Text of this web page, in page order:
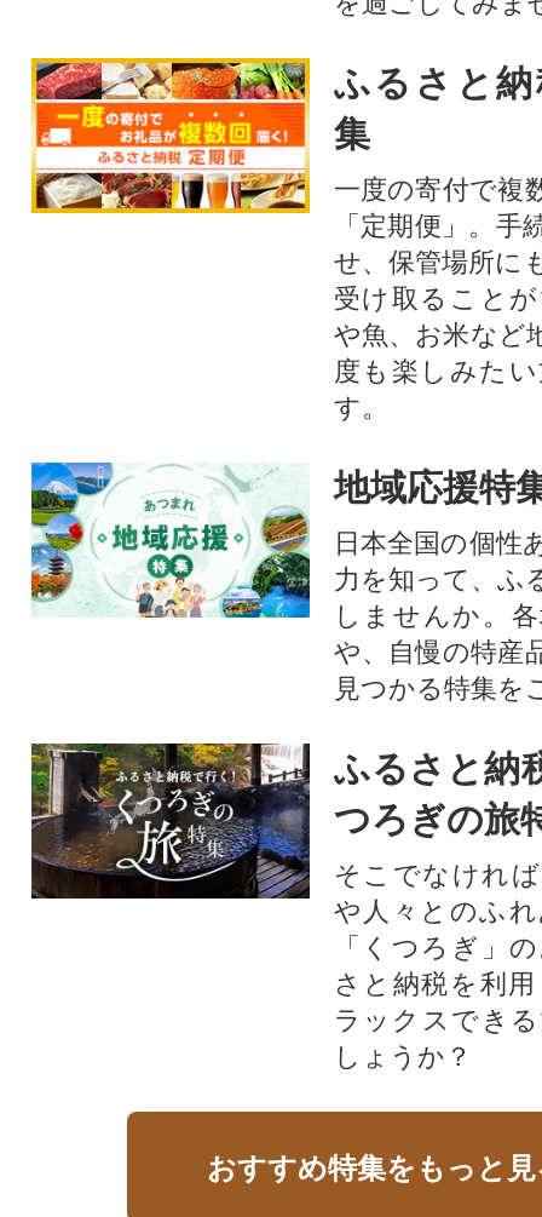
ふるさと
集
一度の寄付で複
「定期便」。
せ、保管場所に
受け取ること
や魚、お米など
度も楽しみた
す。
地域応援特
日本全国の個性
力を知って、ふ
しませんか。
や、自慢の特産
見つかる特集を
ふるさと納
つろぎの旅
そこでなけれ
や人々とのふ
「くつろぎ」
さと納税を利
ラックスでき
しょうか？
おすすめ特集をもっと